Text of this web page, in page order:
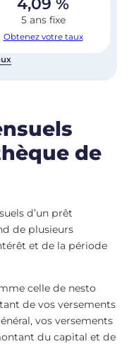
5 ans fixe
Obtenez votre taux
de
d’un prêt
de plusieurs
et de la période
celle de nesto
de vos versements
vos versements
du capital et de